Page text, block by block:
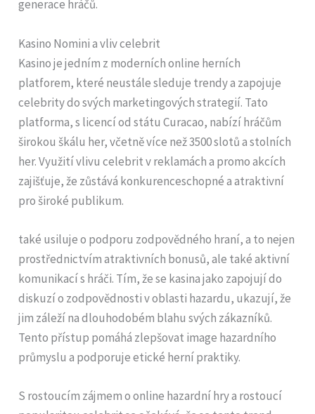
generace hráčů.
Kasino Nomini a vliv celebrit
Kasino je jedním z moderních online herních
platforem, které neustále sleduje trendy a zapojuje
celebrity do svých marketingových strategií. Tato
platforma, s licencí od státu Curacao, nabízí hráčům
širokou škálu her, včetně více než 3500 slotů a stolních
her. Využití vlivu celebrit v reklamách a promo akcích
zajišťuje, že zůstává konkurenceschopné a atraktivní
pro široké publikum.
také usiluje o podporu zodpovědného hraní, a to nejen
prostřednictvím atraktivních bonusů, ale také aktivní
komunikací s hráči. Tím, že se kasina jako zapojují do
diskuzí o zodpovědnosti v oblasti hazardu, ukazují, že
jim záleží na dlouhodobém blahu svých zákazníků.
Tento přístup pomáhá zlepšovat image hazardního
průmyslu a podporuje etické herní praktiky.
S rostoucím zájmem o online hazardní hry a rostoucí